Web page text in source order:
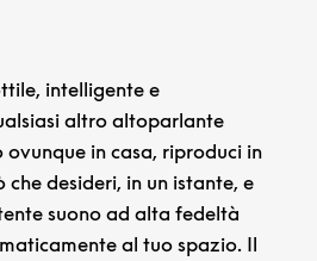
intelligente e
altro altoparlante
ovunque in casa, riproduci in
desideri, in un istante, e
suono ad alta fedeltà
al tuo spazio. Il